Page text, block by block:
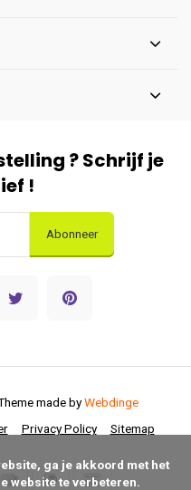
? Schrijf je
!
Abonneer
Privacy Policy Sitemap
made byWebdinge
website te verbeteren.